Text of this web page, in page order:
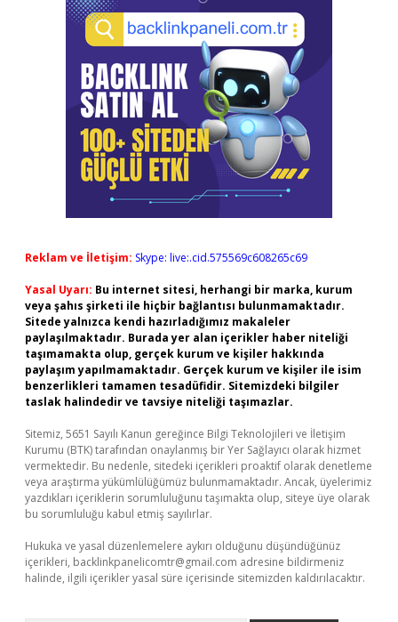
Reklam ve İletişim: Skype: live:.cid.575569c608265c69
Yasal Uyarı: Bu internet sitesi, herhangi bir marka, kurum
veya şahıs şirketi ile hiçbir bağlantısı bulunmamaktadır.
Sitede yalnızca kendi hazırladığımız makaleler
paylaşılmaktadır. Burada yer alan içerikler haber niteliği
taşımamakta olup, gerçek kurum ve kişiler hakkında
paylaşım yapılmamaktadır. Gerçek kurum ve kişiler ile isim
benzerlikleri tamamen tesadüfidir. Sitemizdeki bilgiler
taslak halindedir ve tavsiye niteliği taşımazlar.
Sitemiz, 5651 Sayılı Kanun gereğince Bilgi Teknolojileri ve İletişim
Kurumu (BTK) tarafından onaylanmış bir Yer Sağlayıcı olarak hizmet
vermektedir. Bu nedenle, sitedeki içerikleri proaktif olarak denetleme
veya araştırma yükümlülüğümüz bulunmamaktadır. Ancak, üyelerimiz
yazdıkları içeriklerin sorumluluğunu taşımakta olup, siteye üye olarak
bu sorumluluğu kabul etmiş sayılırlar.
Hukuka ve yasal düzenlemelere aykırı olduğunu düşündüğünüz
içerikleri, backlinkpanelicomtr@gmail.com adresine bildirmeniz
halinde, ilgili içerikler yasal süre içerisinde sitemizden kaldırılacaktır.